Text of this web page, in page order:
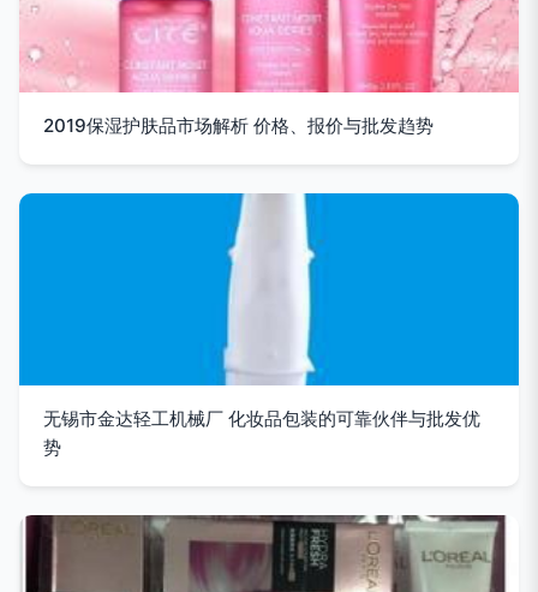
2019保湿护肤品市场解析 价格、报价与批发趋势
无锡市金达轻工机械厂 化妆品包装的可靠伙伴与批发优
势